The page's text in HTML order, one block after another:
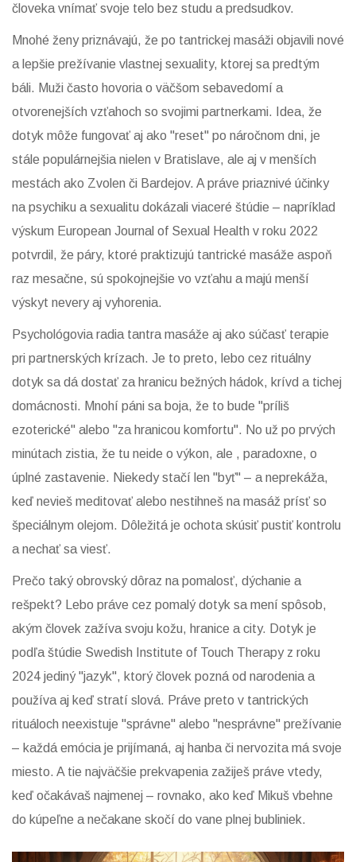
človeka vnímať svoje telo bez studu a predsudkov.
Mnohé ženy priznávajú, že po tantrickej masáži objavili nové
a lepšie prežívanie vlastnej sexuality, ktorej sa predtým
báli. Muži často hovoria o väčšom sebavedomí a
otvorenejších vzťahoch so svojimi partnerkami. Idea, že
dotyk môže fungovať aj ako "reset" po náročnom dni, je
stále populárnejšia nielen v Bratislave, ale aj v menších
mestách ako Zvolen či Bardejov. A práve priaznivé účinky
na psychiku a sexualitu dokázali viaceré štúdie – napríklad
výskum European Journal of Sexual Health v roku 2022
potvrdil, že páry, ktoré praktizujú tantrické masáže aspoň
raz mesačne, sú spokojnejšie vo vzťahu a majú menší
výskyt nevery aj vyhorenia.
Psychológovia radia tantra masáže aj ako súčasť terapie
pri partnerských krízach. Je to preto, lebo cez rituálny
dotyk sa dá dostať za hranicu bežných hádok, krívd a tichej
domácnosti. Mnohí páni sa boja, že to bude "príliš
ezoterické" alebo "za hranicou komfortu". No už po prvých
minútach zistia, že tu neide o výkon, ale , paradoxne, o
úplné zastavenie. Niekedy stačí len "byť" – a neprekáža,
keď nevieš meditovať alebo nestihneš na masáž prísť so
špeciálnym olejom. Dôležitá je ochota skúsiť pustiť kontrolu
a nechať sa viesť.
Prečo taký obrovský dôraz na pomalosť, dýchanie a
rešpekt? Lebo práve cez pomalý dotyk sa mení spôsob,
akým človek zažíva svoju kožu, hranice a city. Dotyk je
podľa štúdie Swedish Institute of Touch Therapy z roku
2024 jediný "jazyk", ktorý človek pozná od narodenia a
používa aj keď stratí slová. Práve preto v tantrických
rituáloch neexistuje "správne" alebo "nesprávne" prežívanie
– každá emócia je prijímaná, aj hanba či nervozita má svoje
miesto. A tie najväčšie prekvapenia zažiješ práve vtedy,
keď očakávaš najmenej – rovnako, ako keď Mikuš vbehne
do kúpeľne a nečakane skočí do vane plnej bubliniek.